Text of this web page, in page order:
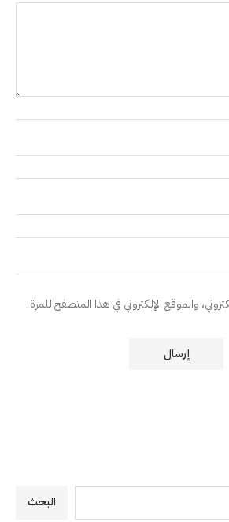
والموقع الإلكتروني في هذا المتصفح للمرة
البحث